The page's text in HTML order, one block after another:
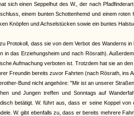
sich einen Seppelhut des W., der nach
einem bunten Schottenhemd und einem
Knöpfen und Achselstücken sowie ein buntes
Protokoll, dass sie von dem Verbot des
in das Erziehungsheim und nach Rösrath).
Aufmachung verboten ist. Trotzdem hat sie an
Freundin bereits zuvor Fahrten (nach Rösrath, ins
Bund nicht angehöre: "Mir ist an unserer
und Jungen treffen und Sonntags auf
betätigt. W. führt aus, dass er seine Koppel
W. gibt ebenfalls zu, dass er bereits mehrere